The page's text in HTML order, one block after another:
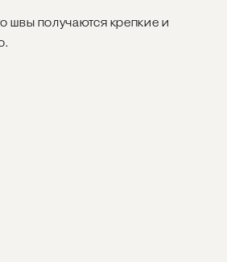
швы получаются крепкие и